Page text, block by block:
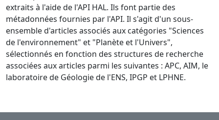
extraits à l'aide de l'API HAL. Ils font partie des
métadonnées fournies par l'API. Il s'agit d'un sous-
ensemble d'articles associés aux catégories "Sciences
de l'environnement" et "Planète et l'Univers",
sélectionnés en fonction des structures de recherche
associées aux articles parmi les suivantes : APC, AIM, le
laboratoire de Géologie de l'ENS, IPGP et LPHNE.